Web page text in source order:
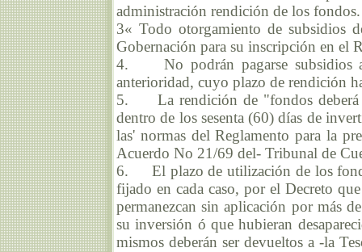
administración rendición de los fondos.
3« Todo otorgamiento de subsidios
Gobernación para su inscripción en el
4. No podrán pagarse subsidios
anterioridad, cuyo plazo de rendición
5. La rendición de "fondos deberá
dentro de los sesenta (60) días de
las' normas del Reglamento para la
Acuerdo No 21/69 del- Tribunal de
6. El plazo de utilización de los
fijado en cada caso, por el Decreto
permanezcan sin aplicación por más
su inversión ó que hubieran
mismos deberán ser devueltos a -la